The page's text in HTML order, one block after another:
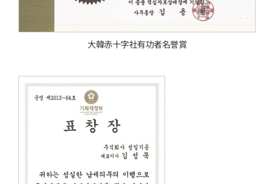
大韓赤十字社有功者名誉賞